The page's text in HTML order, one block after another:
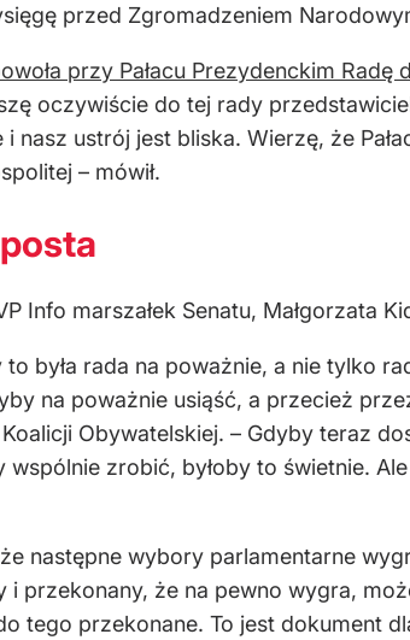
przed Zgromadzeniem
przy Pałacu Prezydenckim Radę
oczywiście do tej rady
ustrój jest bliska. Wierzę, że
– mówił.
Info marszałek Senatu, Małgorzata
była rada na poważnie, a nie tylko
na poważnie usiąść, a przecież
Obywatelskiej. – Gdyby teraz
zrobić, byłoby to świetnie.
następne wybory parlamentarne
przekonany, że na pewno wygra,
tego przekonane. To jest dokument